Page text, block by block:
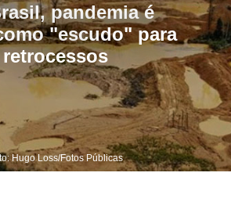
pandemia é
"escudo" para
retrocessos
Hugo Loss/Fotos Públicas